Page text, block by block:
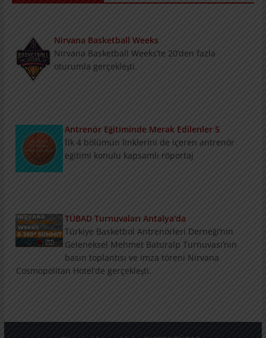
Nirvana Basketball Weeks’te 20’den fazla oturumla
gerçekleşti.
İlk 4 bölümün linklerini de içeren antrenör eğitimi konulu
kapsamlı röportaj
Türkiye Basketbol Antrenörleri Derneği’nin Geleneksel
Mehmet Baturalp Turnuvası’nın basın toplantısı ve imza
töreni Nirvana Cosmopolitan Hotel’de gerçekleşti.